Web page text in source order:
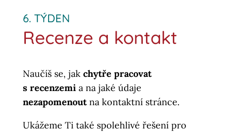
6. TÝDEN
Recenze a kontakt
Naučíš se, jak chytře pracovat
s recenzemia na jaké údaje
nezapomenoutna kontaktní stránce.
Ukážeme Ti také spolehlivé řešení pro